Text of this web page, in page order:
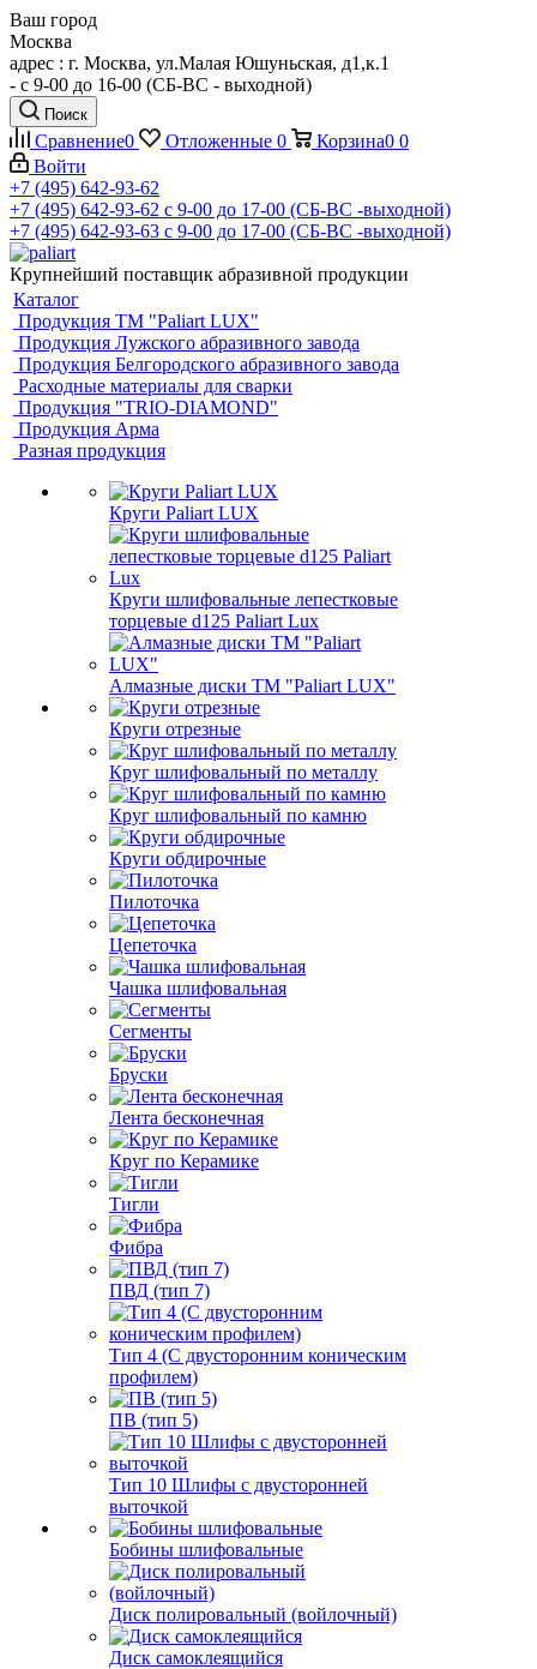
Ваш город
Москва
адрес : г. Москва, ул.Малая Юшуньская, д1,к.1
- c 9-00 до 16-00 (СБ-ВС - выходной)
Поиск
Сравнение0 Отложенные 0 Корзина0 0
Войти
+7 (495) 642-93-62
+7 (495) 642-93-62 c 9-00 до 17-00 (СБ-ВС -выходной)
+7 (495) 642-93-63 c 9-00 до 17-00 (СБ-ВС -выходной)
Крупнейший поставщик абразивной продукции
Каталог
Продукция ТМ "Paliart LUX"
Продукция Лужского абразивного завода
Продукция Белгородского абразивного завода
Расходные материалы для сварки
Продукция "TRIO-DIAMOND"
Продукция Арма
Разная продукция
Круги Paliart LUX
Круги шлифовальные лепестковые
торцевые d125 Paliart Lux
Алмазные диски ТМ "Paliart LUX"
Круги отрезные
Круг шлифовальный по металлу
Круг шлифовальный по камню
Круги обдирочные
Пилоточка
Цепеточка
Чашка шлифовальная
Сегменты
Бруски
Лента бесконечная
Круг по Керамике
Тигли
Фибра
ПВД (тип 7)
Тип 4 (С двусторонним коническим
профилем)
ПВ (тип 5)
Тип 10 Шлифы с двусторонней
выточкой
Бобины шлифовальные
Диск полировальный (войлочный)
Диск самоклеящийся